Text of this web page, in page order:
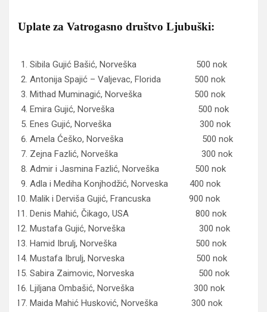
Uplate za Vatrogasno društvo Ljubuški:
Sibila Gujić Bašić, Norveška 500 nok
Antonija Spajić – Valjevac, Florida 500 nok
Mithad Muminagić, Norveška 500 nok
Emira Gujić, Norveška 500 nok
Enes Gujić, Norveška 300 nok
Amela Ćeško, Norveška 500 nok
Zejna Fazlić, Norveška 300 nok
Admir i Jasmina Fazlić, Norveška 500 nok
Adla i Mediha Konjhodžić, Norveska 400 nok
Malik i Derviša Gujić, Francuska 900 nok
Denis Mahić, Čikago, USA 800 nok
Mustafa Gujić, Norveška 300 nok
Hamid Ibrulj, Norveška 500 nok
Mustafa Ibrulj, Norveska 500 nok
Sabira Zaimovic, Norveska 500 nok
Ljiljana Ombašić, Norveška 300 nok
Maida Mahić Husković, Norveška 300 nok